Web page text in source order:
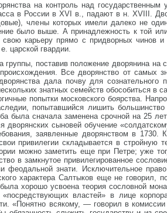
на контроль над государственным
в России в XVI в., падают в н. XVIII.
члены которых имели далеко не
было выше. А принадлежность к той
карьеру прямо с придворных чинов и
царской гвардии.
группы, поставив положение дворянина на
Все дворянство от самых
дала почву для сознательного
знатных семейств обособиться в
попытки московского боярства.
попытавшийся лишить
была сначала заменена срочной на 25
дворянских сыновей обучение
заявленные дворянством в
привилегии складывается в
можно заметить еще при Петре; уже
в замкнутое привилегированное
феодальной знати. Исключительное
характера Салтыков еще не
хорошо усвоена теория сословной
властей» в лице
«Понятно всякому, — говорил в